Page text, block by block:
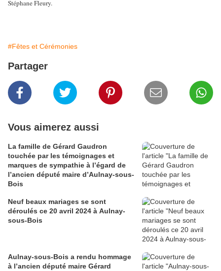
Stéphane Fleury.
#Fêtes et Cérémonies
Partager
Vous aimerez aussi
La famille de Gérard Gaudron
touchée par les témoignages et
marques de sympathie à l’égard de
l’ancien député maire d’Aulnay-sous-
Bois
Neuf beaux mariages se sont
déroulés ce 20 avril 2024 à Aulnay-
sous-Bois
Aulnay-sous-Bois a rendu hommage
à l’ancien député maire Gérard